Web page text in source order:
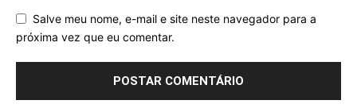
Salve meu nome, e-mail e site neste navegador para a
próxima vez que eu comentar.